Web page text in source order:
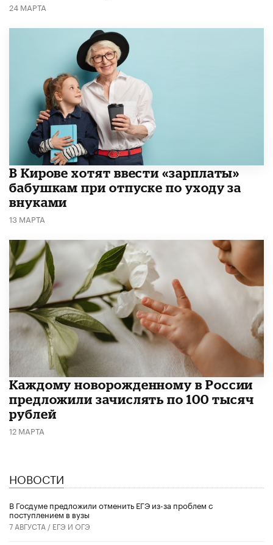
24 МАРТА
В Кирове хотят ввести «зарплаты»
бабушкам при отпуске по уходу за
внуками
13 МАРТА
Каждому новорожденному в России
предложили зачислять по 100 тысяч
рублей
12 МАРТА
НОВОСТИ
В Госдуме предложили отменить ЕГЭ из-за проблем с
поступлением в вузы
7 АВГУСТА / ЕГЭ И ОГЭ